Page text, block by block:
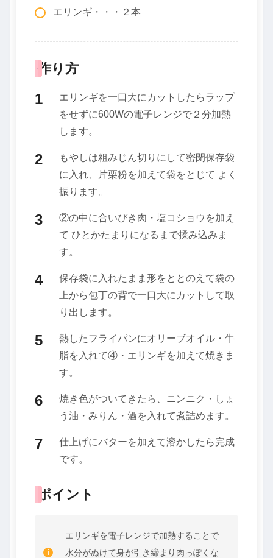
エリンギ・・・２本
作り方
エリンギを一口大にカットしたらラップ
をせずに600Wの電子レンジで２分加熱
します。
もやしは粗みじん切りにして密閉保存袋
に入れ、片栗粉を加えて袋をとじて よく
振ります。
②の中に合いびき肉・塩コショウを加え
て ひとかたまりになるまで揉み込みま
す。
保存袋に入れたまま形をととのえて袋の
上から包丁の背で一口大にカットして取
り出します。
熱したフライパンにオリーブオイル・牛
脂を入れて④・エリンギを加えて焼きま
す。
焼き色がついてきたら、ニンニク・しょ
う油・みりん・酒を入れて煮詰めます。
仕上げにバターを加えて溶かしたら完成
です。
ポイント
エリンギを電子レンジで加熱することで
水分がぬけて身が引き締まり肉っぽくな